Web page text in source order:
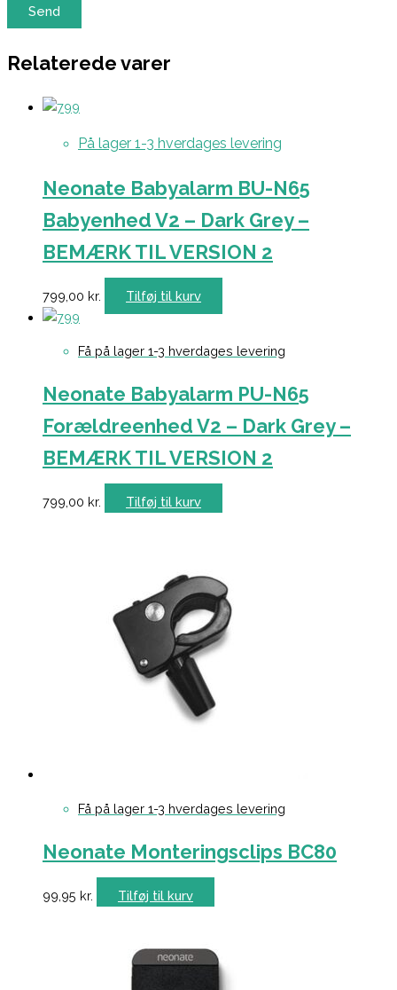
Relaterede varer
På lager 1-3 hverdages levering
Neonate Babyalarm BU-N65
Babyenhed V2 – Dark Grey –
BEMÆRK TIL VERSION 2
799,00 kr. Tilføj til kurv
Få på lager 1-3 hverdages levering
Neonate Babyalarm PU-N65
Forældreenhed V2 – Dark Grey –
BEMÆRK TIL VERSION 2
799,00 kr. Tilføj til kurv
Få på lager 1-3 hverdages levering
Neonate Monteringsclips BC80
99,95 kr. Tilføj til kurv